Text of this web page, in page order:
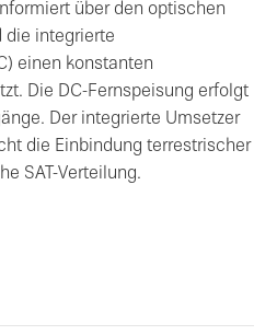
über den optischen
die integrierte
einen konstanten
Die DC-Fernspeisung erfolgt
Der integrierte Umsetzer
die Einbindung terrestrischer
SAT-Verteilung.